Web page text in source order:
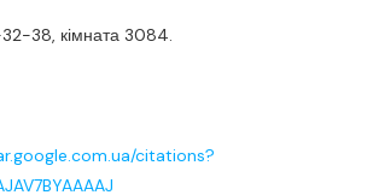
38, кімната 3084.
citations?